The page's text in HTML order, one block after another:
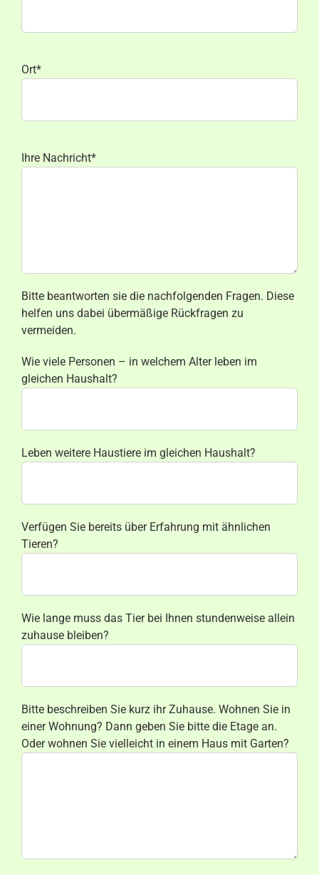
Ort*
Ihre Nachricht*
Bitte beantworten sie die nachfolgenden Fragen. Diese
helfen uns dabei übermäßige Rückfragen zu
vermeiden.
Wie viele Personen – in welchem Alter leben im
gleichen Haushalt?
Leben weitere Haustiere im gleichen Haushalt?
Verfügen Sie bereits über Erfahrung mit ähnlichen
Tieren?
Wie lange muss das Tier bei Ihnen stundenweise allein
zuhause bleiben?
Bitte beschreiben Sie kurz ihr Zuhause. Wohnen Sie in
einer Wohnung? Dann geben Sie bitte die Etage an.
Oder wohnen Sie vielleicht in einem Haus mit Garten?